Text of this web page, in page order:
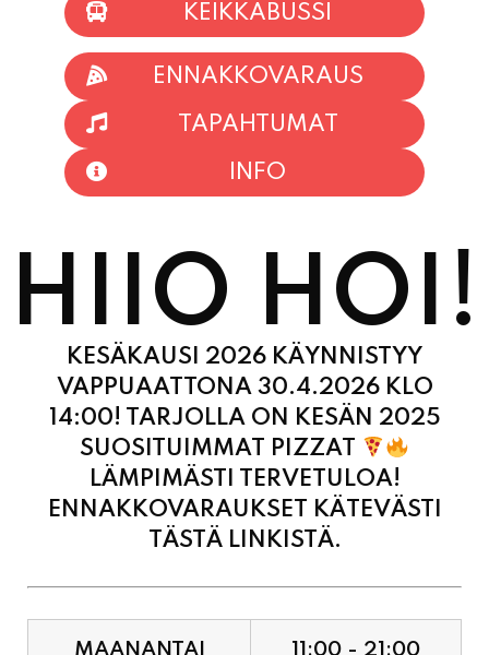
KEIKKABUSSI
ENNAKKOVARAUS
TAPAHTUMAT
INFO
HIIO HOI!
KESÄKAUSI 2026 KÄYNNISTYY
VAPPUAATTONA 30.4.2026 KLO
14:00! TARJOLLA ON KESÄN 2025
SUOSITUIMMAT PIZZAT
LÄMPIMÄSTI TERVETULOA!
ENNAKKOVARAUKSET KÄTEVÄSTI
TÄSTÄ LINKISTÄ.
MAANANTAI 11:00 - 21:00